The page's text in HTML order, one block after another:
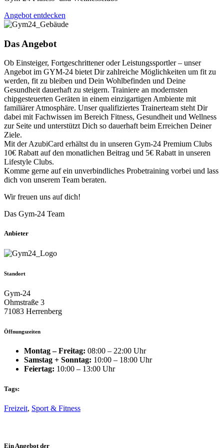
Angebot entdecken
Das Angebot
Ob Einsteiger, Fortgeschrittener oder Leistungssportler – unser
Angebot im GYM-24 bietet Dir zahlreiche Möglichkeiten um fit zu
werden, fit zu bleiben und Dein Wohlbefinden und Deine
Gesundheit dauerhaft zu steigern. Trainiere an modernsten
chipgesteuerten Geräten in einem einzigartigen Ambiente mit
familiärer Atmosphäre. Unser qualifiziertes Trainerteam steht Dir
dabei mit Fachwissen im Bereich Fitness, Gesundheit und Wellness
zur Seite und unterstützt Dich so dauerhaft beim Erreichen Deiner
Ziele.
Mit der AzubiCard erhältst du in unseren Gym-24 Premium Clubs
10€ Rabatt auf den monatlichen Beitrag und 5€ Rabatt in unseren
Lifestyle Clubs.
Komme gerne auf ein unverbindliches Probetraining vorbei und lass
dich von unserem Team beraten.
Wir freuen uns auf dich!
Das Gym-24 Team
Anbieter
Standort
Gym-24
Ohmstraße 3
71083 Herrenberg
Öffnungszeiten
Montag – Freitag: 08:00 – 22:00 Uhr
Samstag + Sonntag: 10:00 – 18:00 Uhr
Feiertag: 10:00 – 13:00 Uhr
Tags:
Freizeit, Sport & Fitness
Ein Angebot der